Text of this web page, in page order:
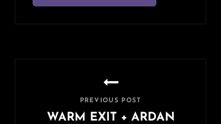
PREVIOUS POST
WARM EXIT + ARDAN